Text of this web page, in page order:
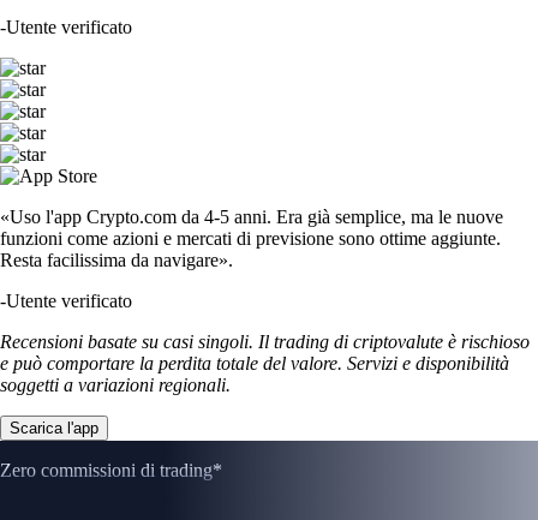
-Utente verificato
«Uso l'app Crypto.com da 4-5 anni. Era già semplice, ma le nuove
funzioni come azioni e mercati di previsione sono ottime aggiunte.
Resta facilissima da navigare».
-Utente verificato
Recensioni basate su casi singoli. Il trading di criptovalute è rischioso
e può comportare la perdita totale del valore. Servizi e disponibilità
soggetti a variazioni regionali.
Scarica l'app
Zero commissioni di trading*